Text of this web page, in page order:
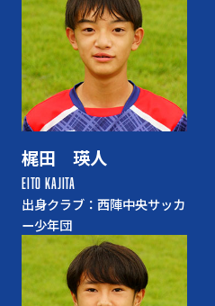
梶田 瑛人
EITO KAJITA
出身クラブ：西陣中央サッカ
ー少年団